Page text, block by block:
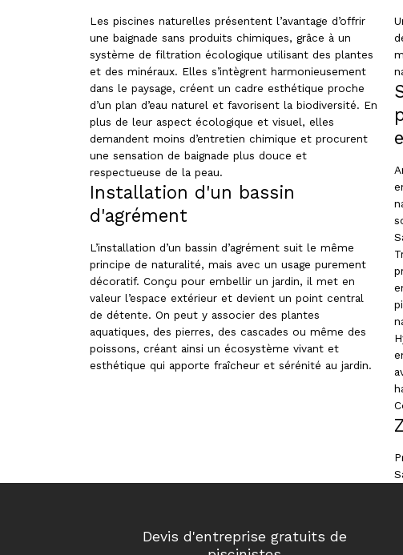
Les piscines naturelles présentent l’avantage d’offrir
une baignade sans produits chimiques, grâce à un
système de filtration écologique utilisant des plantes
et des minéraux. Elles s’intègrent harmonieusement
dans le paysage, créent un cadre esthétique proche
d’un plan d’eau naturel et favorisent la biodiversité. En
plus de leur aspect écologique et visuel, elles
demandent moins d’entretien chimique et procurent
une sensation de baignade plus douce et
respectueuse de la peau.
Installation d'un bassin
d'agrément
L’installation d’un bassin d’agrément suit le même
principe de naturalité, mais avec un usage purement
décoratif. Conçu pour embellir un jardin, il met en
valeur l’espace extérieur et devient un point central
de détente. On peut y associer des plantes
aquatiques, des pierres, des cascades ou même des
poissons, créant ainsi un écosystème vivant et
esthétique qui apporte fraîcheur et sérénité au jardin.
Devis d'entreprise gratuits de